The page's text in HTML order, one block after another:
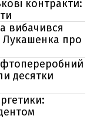
контракти:
вибачився
Лукашенка про
десятки